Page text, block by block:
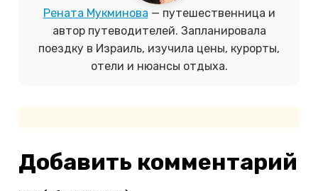
Рената Мукминова — путешественница и
автор путеводителей. Запланировала
поездку в Израиль, изучила цены, курорты,
отели и нюансы отдыха.
Добавить комментарий